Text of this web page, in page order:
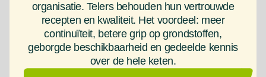
Lees hier het volledige artikel op onze website.
Have Fun Growing
Keer terug naar het overzicht
organisatie. Telers behouden hun vertrouwde
recepten en kwaliteit. Het voordeel: meer
continuïteit, betere grip op grondstoffen,
geborgde beschikbaarheid en gedeelde kennis
over de hele keten.